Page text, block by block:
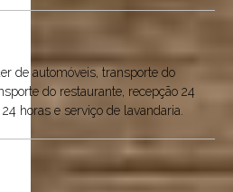
de automóveis, transporte do
do restaurante, recepção 24
horas e serviço de lavandaria.